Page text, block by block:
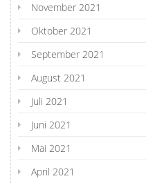
November 2021
Oktober 2021
September 2021
August 2021
Juli 2021
Juni 2021
Mai 2021
April 2021